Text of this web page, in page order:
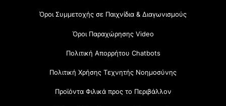
Όροι Συμμετοχής σε Παιχνίδια & Διαγωνισμούς
Όροι Παραχώρησης Video
Πολιτική Απορρήτου Chatbots
Πολιτική Χρήσης Τεχνητής Νοημοσύνης
Προϊόντα Φιλικά προς το Περιβάλλον